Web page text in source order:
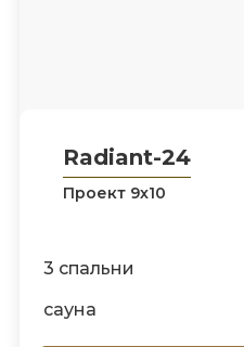
Radiant-24
Проект 9х10
3 спальни
сауна